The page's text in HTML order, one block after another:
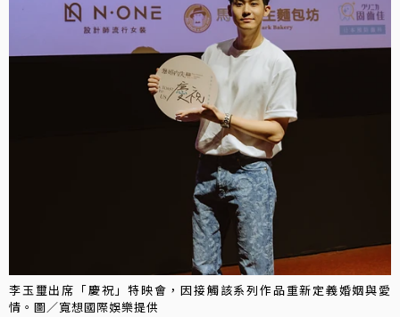
李玉璽出席「慶祝」特映會，因接觸該系列作品重新定義婚姻與愛
情。圖／寬想國際娛樂提供